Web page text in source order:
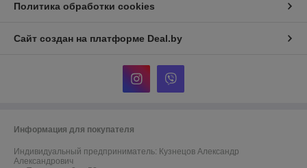
Политика обработки cookies
Сайт создан на платформе Deal.by
Информация для покупателя
Индивидуальный предприниматель: Кузнецов Александр
Александрович